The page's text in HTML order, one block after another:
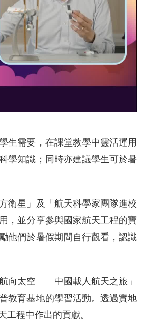
生需要，在課堂教學中靈活運用
學知識；同時亦建議學生可於暑
衛星」及「航天科學家團隊進校
，並分享參與國家航天工程的寶
他們於暑假期間自行觀看，認識
向太空——中國載人航天之旅」
教育基地的學習活動。透過實地
程中作出的貢獻。